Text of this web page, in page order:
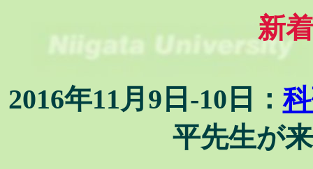
新
2016年11月9日-10日：
平先生が